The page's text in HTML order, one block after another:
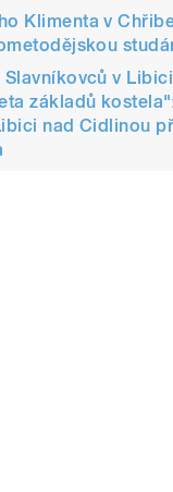
Klimenta v
Slavníkovců v
základů
nad Cidlinou